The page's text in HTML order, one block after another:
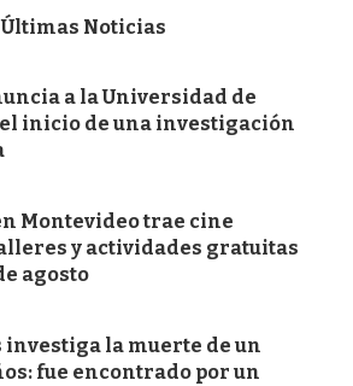
Últimas Noticias
a la Universidad de
inicio de una investigación
Montevideo trae cine
y actividades gratuitas
agosto
investiga la muerte de un
fue encontrado por un